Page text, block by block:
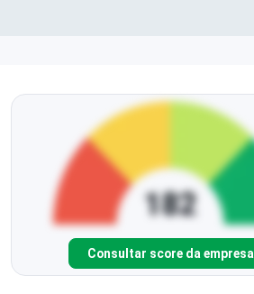
Consultar score da empresa